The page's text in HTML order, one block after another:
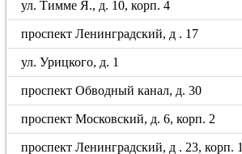
ул. Тимме Я., д. 10, корп. 4
проспект Ленинградский, д . 17
ул. Урицкого, д. 1
проспект Обводный канал, д. 30
проспект Московский, д. 6, корп. 2
проспект Ленинградский, д . 23, корп. 1